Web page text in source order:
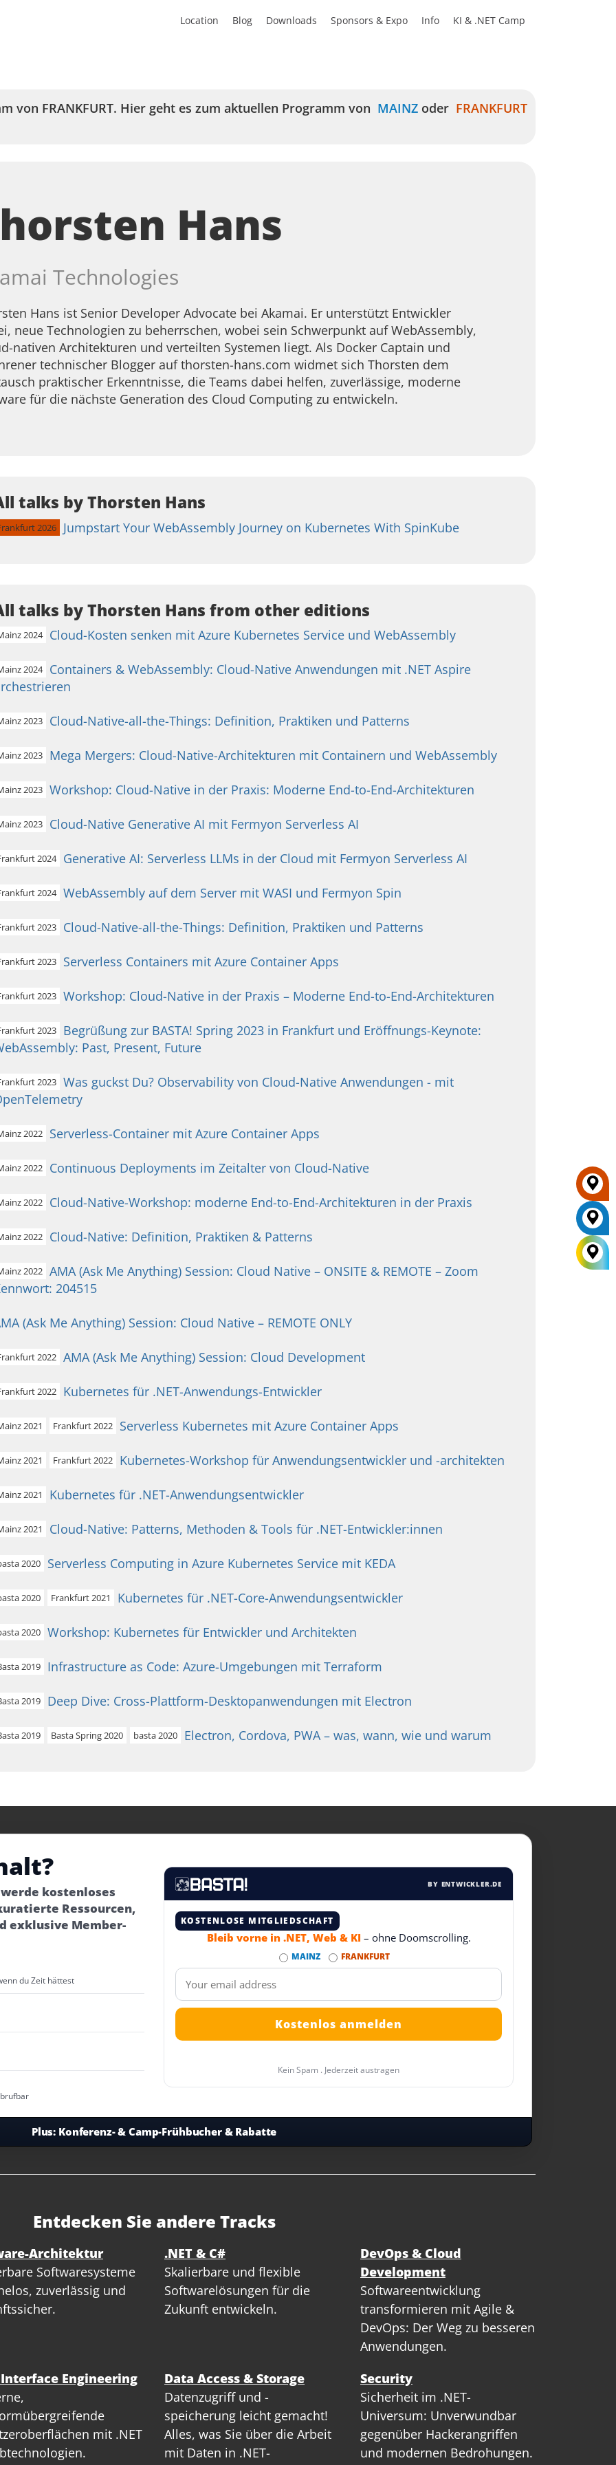
Location Blog Downloads Sponsors & Expo Info KI & .NET Camp
von FRANKFURT. Hier geht es zum aktuellen Programm von MAINZ oder FRANKFURT
Hans
Technologies
Hans ist Senior Developer Advocate bei Akamai. Er unterstützt Entwickler
neue Technologien zu beherrschen, wobei sein Schwerpunkt auf WebAssembly,
nativen Architekturen und verteilten Systemen liegt. Als Docker Captain und
technischer Blogger auf thorsten-hans.com widmet sich Thorsten dem
praktischer Erkenntnisse, die Teams dabei helfen, zuverlässige, moderne
für die nächste Generation des Cloud Computing zu entwickeln.
talks by Thorsten Hans
2026 Jumpstart Your WebAssembly Journey on Kubernetes With SpinKube
talks by Thorsten Hans from other editions
2024 Cloud-Kosten senken mit Azure Kubernetes Service und WebAssembly
2024 Containers & WebAssembly: Cloud-Native Anwendungen mit .NET Aspire
2023 Cloud-Native-all-the-Things: Definition, Praktiken und Patterns
2023 Mega Mergers: Cloud-Native-Architekturen mit Containern und WebAssembly
2023 Workshop: Cloud-Native in der Praxis: Moderne End-to-End-Architekturen
2023 Cloud-Native Generative AI mit Fermyon Serverless AI
2024 Generative AI: Serverless LLMs in der Cloud mit Fermyon Serverless AI
2024 WebAssembly auf dem Server mit WASI und Fermyon Spin
2023 Cloud-Native-all-the-Things: Definition, Praktiken und Patterns
2023 Serverless Containers mit Azure Container Apps
2023 Workshop: Cloud-Native in der Praxis – Moderne End-to-End-Architekturen
2023
Begrüßung zur BASTA! Spring 2023 in Frankfurt und Eröffnungs-Keynote:
Past, Present, Future
2023 Was guckst Du? Observability von Cloud-Native Anwendungen - mit
2022 Serverless-Container mit Azure Container Apps
2022 Continuous Deployments im Zeitalter von Cloud-Native
2022 Cloud-Native-Workshop: moderne End-to-End-Architekturen in der Praxis
2022 Cloud-Native: Definition, Praktiken & Patterns
2022 AMA (Ask Me Anything) Session: Cloud Native – ONSITE & REMOTE – Zoom
204515
(Ask Me Anything) Session: Cloud Native – REMOTE ONLY
2022 AMA (Ask Me Anything) Session: Cloud Development
2022 Kubernetes für .NET-Anwendungs-Entwickler
2021 Frankfurt 2022 Serverless Kubernetes mit Azure Container Apps
2021 Frankfurt 2022 Kubernetes-Workshop für Anwendungsentwickler und -architekten
2021 Kubernetes für .NET-Anwendungsentwickler
2021 Cloud-Native: Patterns, Methoden & Tools für .NET-Entwickler:innen
2020 Serverless Computing in Azure Kubernetes Service mit KEDA
2020 Frankfurt 2021 Kubernetes für .NET-Core-Anwendungsentwickler
2020 Workshop: Kubernetes für Entwickler und Architekten
2019 Infrastructure as Code: Azure-Umgebungen mit Terraform
2019 Deep Dive: Cross-Plattform-Desktopanwendungen mit Electron
2019 Basta Spring 2020 basta 2020 Electron, Cordova, PWA – was, wann, wie und warum
werde kostenloses
Ressourcen,
exklusive Member-
du Zeit hättest
BY ENTWICKLER.DE
KOSTENLOSE MITGLIEDSCHAFT
Bleib vorne in .NET, Web & KI – ohne Doomscrolling.
MAINZ FRANKFURT
Kein Spam . Jederzeit austragen
Plus: Konferenz- & Camp-Frühbucher & Rabatte
Entdecken Sie andere Tracks
Architektur
Softwaresysteme
zuverlässig und
.NET & C#
Skalierbare und flexible
Softwarelösungen für die
Zukunft entwickeln.
DevOps & Cloud
Development
Softwareentwicklung
transformieren mit Agile &
DevOps: Der Weg zu besseren
Anwendungen.
Engineering
mit .NET
Data Access & Storage
Datenzugriff und -
speicherung leicht gemacht!
Alles, was Sie über die Arbeit
mit Daten in .NET-
Security
Sicherheit im .NET-
Universum: Unverwundbar
gegenüber Hackerangriffen
und modernen Bedrohungen.